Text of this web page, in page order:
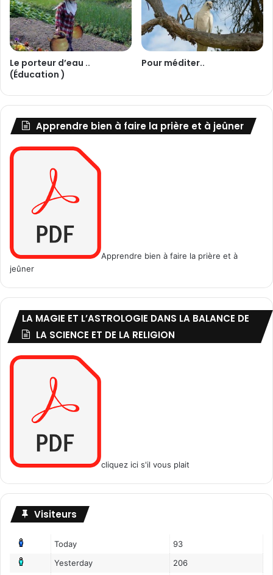
Le porteur d’eau ..
(Éducation )
Pour méditer..
Apprendre bien à faire la prière et à jeûner
Apprendre bien à faire la prière et à
jeûner
LA MAGIE ET L’ASTROLOGIE DANS LA BALANCE DE
LA SCIENCE ET DE LA RELIGION
cliquez ici s'il vous plait
Visiteurs
Today
93
Yesterday
206